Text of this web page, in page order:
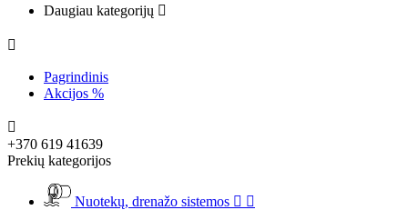
Daugiau kategorijų 

Pagrindinis
Akcijos %

+370 619 41639
Prekių kategorijos
Nuotekų, drenažo sistemos  